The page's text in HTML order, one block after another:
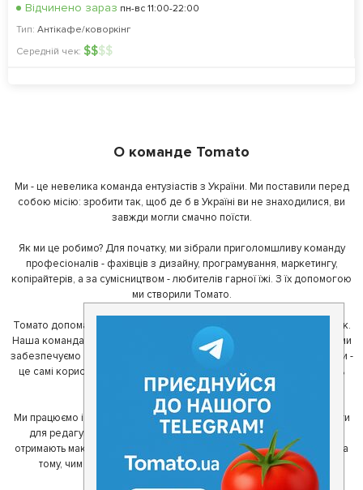
Відчинено зараз пн-вс 11:00-22:00
Тип: Антікафе/коворкінг
Середній чек: $$$$
О команде Tomato
Ми - це невелика команда ентузіастів з України. Ми поставили перед
собою місію: зробити так, щоб де б в Україні ви не знаходилися, ви
завжди могли смачно поїсти.
Як ми це робимо? Для початку, ми зібрали приголомшливу команду
професіоналів - фахівців з дизайну, програмування, маркетингу,
копірайтерів, а за сумісництвом - любителів гарної їжі. З їх допомогою
ми створили Томато.
Томато допомагає своїм користувачам знайти цікаві місця неподалік.
Наша команда регулярно зв'язується з ресторанами - таким чином ми
забезпечуємо актуальність інформації. Друга частина нашої команди -
це самі користувачі, які діляться своїми враженнями і допомагають
один одному у виборі кращих місць.
Ми працюємо і з ресторанами. Для них ми надаємо зручні інструменти
для редагування інформації про себе - в результаті відвідувачі
отримають максимум інформації, а ресторан зможе зосередитися на
тому, чим він любить займатися більше всього - смачній їжі.